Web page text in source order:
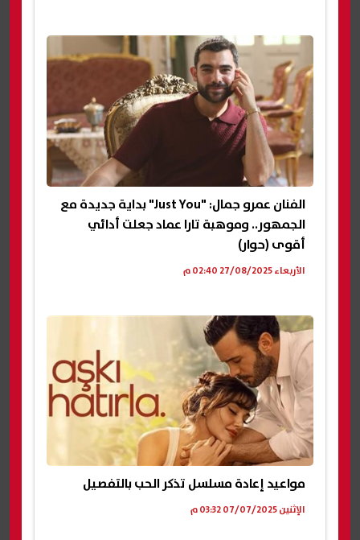
الفنان عمرو جمال: "Just You" بداية جديدة مع
الجمهور.. وموهبة تارا عماد جعلت أدائي
أقوى (حوار)
الأربعاء 27/08/2025 02:40 م
مواعيد إعادة مسلسل تذكر الحب بالتفصيل
الإثنين 07/07/2025 03:32 م